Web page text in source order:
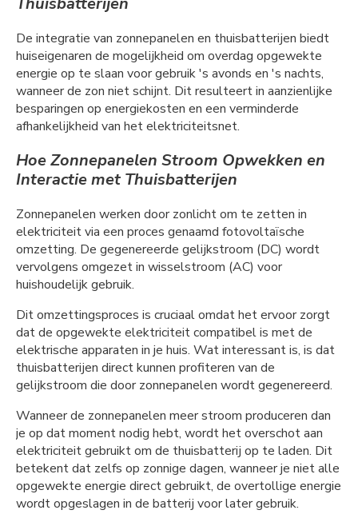
De integratie van zonnepanelen en thuisbatterijen biedt
huiseigenaren de mogelijkheid om overdag opgewekte
energie op te slaan voor gebruik 's avonds en 's nachts,
wanneer de zon niet schijnt. Dit resulteert in aanzienlijke
besparingen op energiekosten en een verminderde
afhankelijkheid van het elektriciteitsnet.
Hoe Zonnepanelen Stroom Opwekken en
Interactie met Thuisbatterijen
Zonnepanelen werken door zonlicht om te zetten in
elektriciteit via een proces genaamd fotovoltaïsche
omzetting. De gegenereerde gelijkstroom (DC) wordt
vervolgens omgezet in wisselstroom (AC) voor
huishoudelijk gebruik.
Dit omzettingsproces is cruciaal omdat het ervoor zorgt
dat de opgewekte elektriciteit compatibel is met de
elektrische apparaten in je huis. Wat interessant is, is dat
thuisbatterijen direct kunnen profiteren van de
gelijkstroom die door zonnepanelen wordt gegenereerd.
Wanneer de zonnepanelen meer stroom produceren dan
je op dat moment nodig hebt, wordt het overschot aan
elektriciteit gebruikt om de thuisbatterij op te laden. Dit
betekent dat zelfs op zonnige dagen, wanneer je niet alle
opgewekte energie direct gebruikt, de overtollige energie
wordt opgeslagen in de batterij voor later gebruik.